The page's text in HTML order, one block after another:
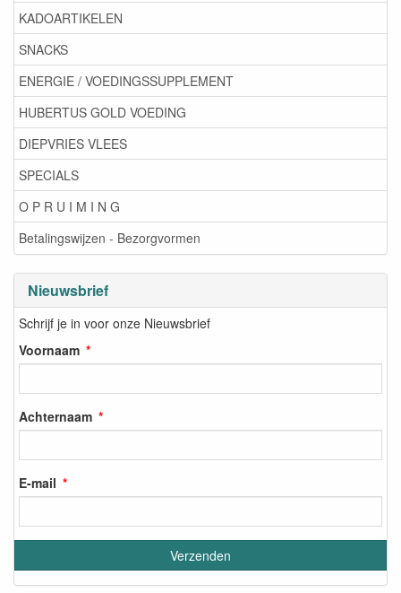
KADOARTIKELEN
SNACKS
ENERGIE / VOEDINGSSUPPLEMENT
HUBERTUS GOLD VOEDING
DIEPVRIES VLEES
SPECIALS
O P R U I M I N G
Betalingswijzen - Bezorgvormen
Nieuwsbrief
Schrijf je in voor onze Nieuwsbrief
Voornaam
Achternaam
E-mail